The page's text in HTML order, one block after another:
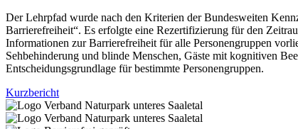
Der Lehrpfad wurde nach den Kriterien der Bundesweiten
Barrierefreiheit“. Es erfolgte eine Rezertifizierung für den
Informationen zur Barrierefreiheit für alle Personengruppen
Sehbehinderung und blinde Menschen, Gäste mit kognitiven
Entscheidungsgrundlage für bestimmte Personengruppen.
Kurzbericht